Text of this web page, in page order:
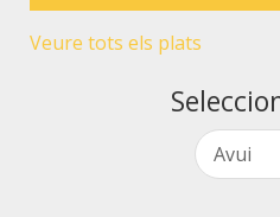
Veure tots els plats